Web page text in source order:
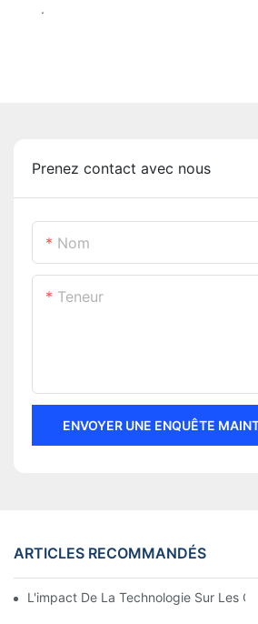
.
Prenez contact avec nous
Nom
Teneur
ENVOYER UNE ENQUÊTE
ARTICLES RECOMMANDÉS
L'impact De La Technologie Sur Les